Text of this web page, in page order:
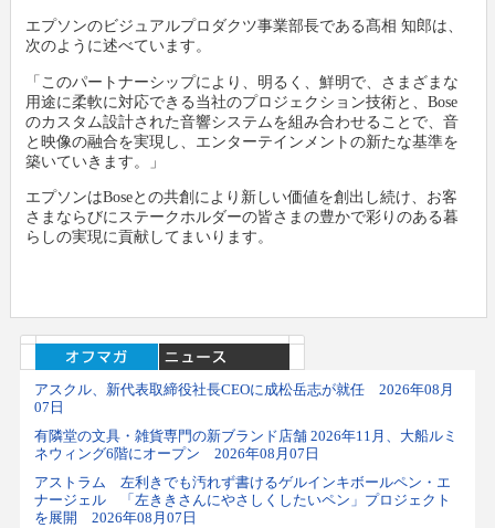
エプソンのビジュアルプロダクツ事業部長である髙相 知郎は、
次のように述べています。
「このパートナーシップにより、明るく、鮮明で、さまざまな
用途に柔軟に対応できる当社のプロジェクション技術と、Bose
のカスタム設計された音響システムを組み合わせることで、音
と映像の融合を実現し、エンターテインメントの新たな基準を
築いていきます。」
エプソンはBoseとの共創により新しい価値を創出し続け、お客
さまならびにステークホルダーの皆さまの豊かで彩りのある暮
らしの実現に貢献してまいります。
アスクル、新代表取締役社長CEOに成松岳志が就任 2026年08月
07日
有隣堂の文具・雑貨専門の新ブランド店舗 2026年11月、大船ルミ
ネウィング6階にオープン 2026年08月07日
アストラム 左利きでも汚れず書けるゲルインキボールペン・エ
ナージェル 「左ききさんにやさしくしたいペン」プロジェクト
を展開 2026年08月07日